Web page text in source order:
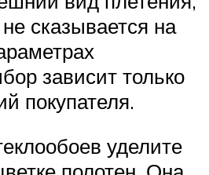
сказывается на
зависит только
покупателя.
уделите